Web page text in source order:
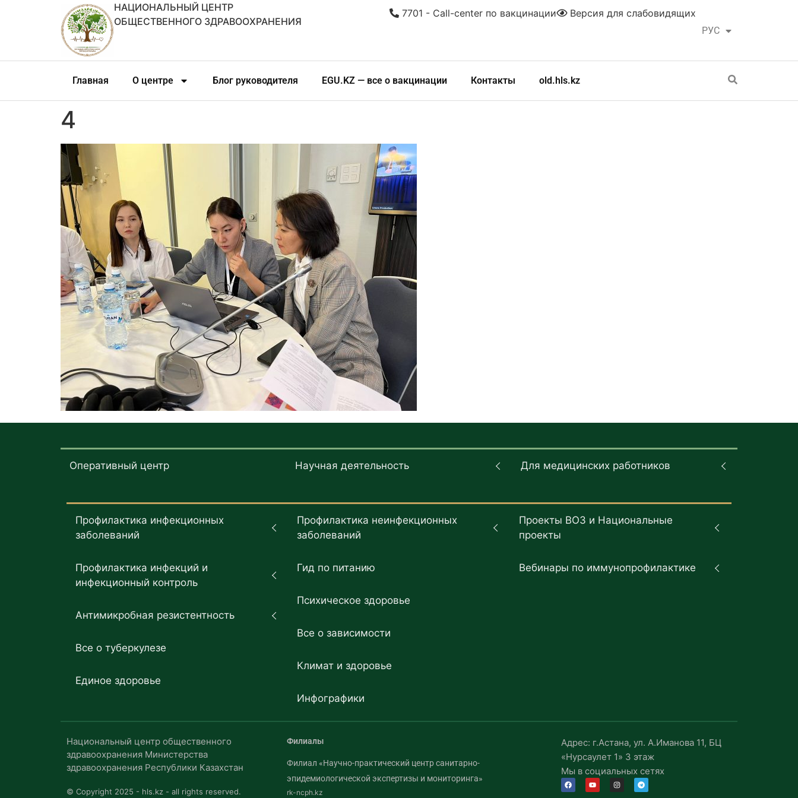
НАЦИОНАЛЬНЫЙ ЦЕНТР
ОБЩЕСТВЕННОГО ЗДРАВООХРАНЕНИЯ
РУС
ҚАЗ
Версия для слабовидящих
7701 - Call-center по вакцинации
Главная О центре Блог руководителя EGU.KZ — все о вакцинации Контакты old.hls.kz
4
Оперативный центр Научная деятельность Для медицинских работников
Профилактика инфекционных
заболеваний
Профилактика инфекций и
инфекционный контроль
Антимикробная резистентность
Все о туберкулезе
Единое здоровье
Профилактика неинфекционных
заболеваний
Гид по питанию
Психическое здоровье
Все о зависимости
Климат и здоровье
Инфографики
Проекты ВОЗ и Национальные
проекты
Вебинары по иммунопрофилактике
Национальный центр общественного
здравоохранения Министерства
здравоохранения Республики Казахстан
© Copyright 2025 - hls.kz - all rights reserved.
Филиалы
Филиал «Научно-практический центр санитарно-
эпидемиологической экспертизы и мониторинга»
rk-ncph.kz
Адрес: г.Астана, ул. А.Иманова 11, БЦ
«Нурсаулет 1» 3 этаж
Мы в социальных сетях